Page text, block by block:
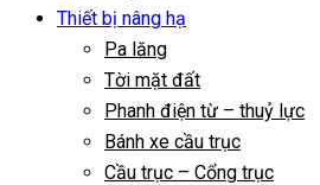
Thiết bị nâng hạ
Pa lăng
Tời mặt đất
Phanh điện từ – thuỷ lực
Bánh xe cầu trục
Cầu trục – Cổng trục